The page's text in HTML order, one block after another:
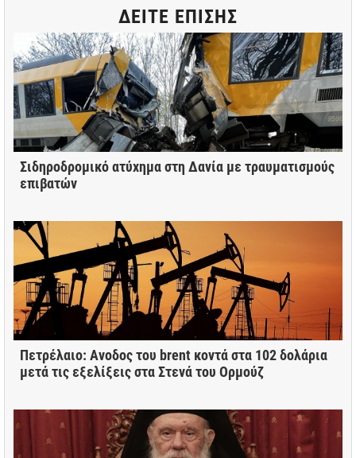
ΔΕΙΤΕ ΕΠΙΣΗΣ
Σιδηροδρομικό ατύχημα στη Δανία με τραυματισμούς
επιβατών
Πετρέλαιο: Ανοδος του brent κοντά στα 102 δολάρια
μετά τις εξελίξεις στα Στενά του Ορμούζ